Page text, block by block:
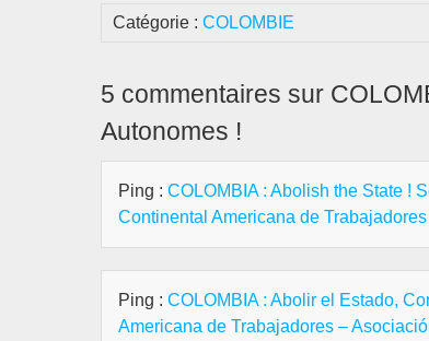
Catégorie : COLOMBIE
5 commentaires sur
Autonomes !
Ping : COLOMBIA : Abolish the State !
Continental Americana de
Ping : COLOMBIA : Abolir el Estado,
Americana de Trabajadores –